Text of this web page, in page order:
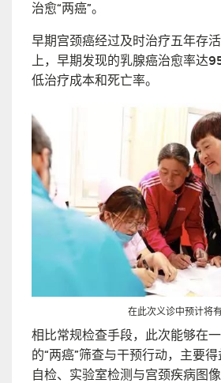
治愈“两癌”。
早期宫颈癌经过及时治疗五年存
上，早期发现的乳腺癌治愈率达
低治疗成本和死亡率。
在此次义诊中预计将
相比常规检查手段，此次能够在
的“两癌”筛查与干预行动，主要
自检、实验室检测与宫颈疾病图